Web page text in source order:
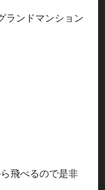
ランドマンション
飛べるので是非